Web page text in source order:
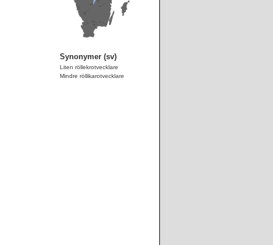
Synonymer (sv)
Liten röllekrotvecklare
Mindre röllikarotvecklare